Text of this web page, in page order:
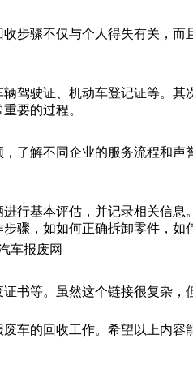
步骤不仅与个人得失有关，
驾驶证、机动车登记证等。
要的过程。
了解不同企业的服务流程和
基本评估，并记录相关信息
骤，如如何正确拆卸零件，如
等。虽然这个链接很复杂，
车的回收工作。希望以上内容